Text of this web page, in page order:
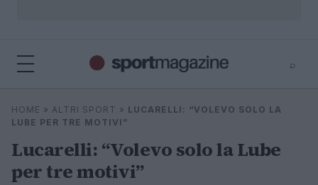
⌕
Cerca
⌕
HOME » ALTRI SPORT » LUCARELLI: “VOLEVO SOLO LA
LUBE PER TRE MOTIVI”
Lucarelli: “Volevo solo la Lube
per tre motivi”